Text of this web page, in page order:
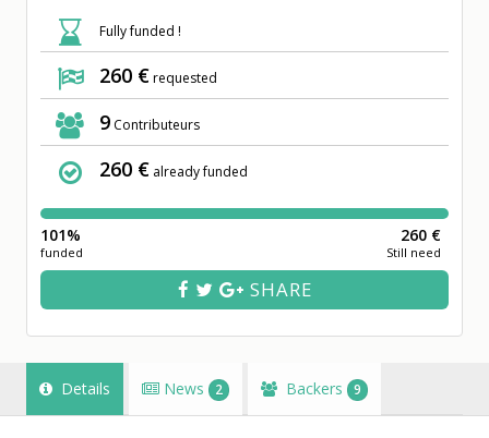
Fully funded !
260 €requested
9 Contributeurs
260 € already funded
101%
funded
260 €
Still need
SHARE
Details News 2 Backers 9